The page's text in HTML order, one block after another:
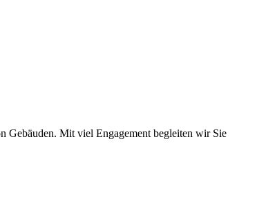
Gebäuden. Mit viel Engagement begleiten wir Sie